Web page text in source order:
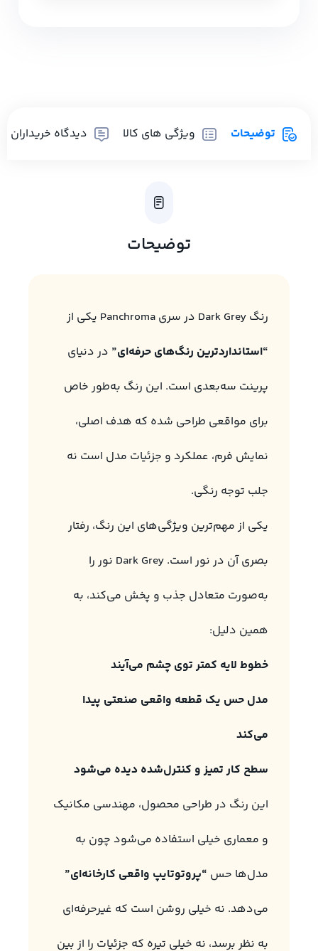
توضیحات ویژگی های کالا دیدگاه خریداران
توضیحات
رنگ Dark Grey در سری Panchroma یکی از
“استانداردترین رنگ‌های حرفه‌ای” در دنیای
پرینت سه‌بعدی است. این رنگ به‌طور خاص
برای مواقعی طراحی شده که هدف اصلی،
نمایش فرم، عملکرد و جزئیات مدل است نه
جلب توجه رنگی.
یکی از مهم‌ترین ویژگی‌های این رنگ، رفتار
بصری آن در نور است. Dark Grey نور را
به‌صورت متعادل جذب و پخش می‌کند، به
همین دلیل:
خطوط لایه کمتر توی چشم می‌آیند
مدل حس یک قطعه واقعی صنعتی پیدا
می‌کند
سطح کار تمیز و کنترل‌شده دیده می‌شود
این رنگ در طراحی محصول، مهندسی مکانیک
و معماری خیلی استفاده می‌شود چون به
مدل‌ها حس “پروتوتایپ واقعی کارخانه‌ای”
می‌دهد. نه خیلی روشن است که غیرحرفه‌ای
به نظر برسد، نه خیلی تیره که جزئیات را از بین